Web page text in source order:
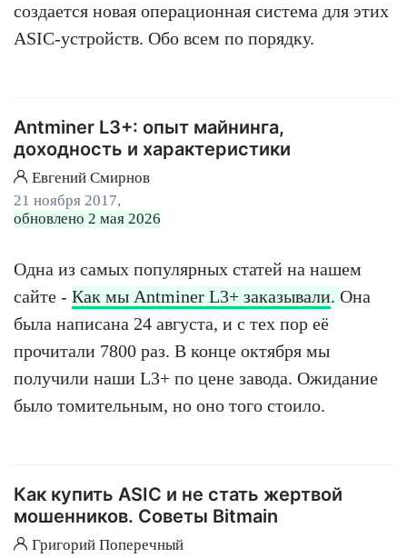
создается новая операционная система для этих
ASIC-устройств. Обо всем по порядку.
Antminer L3+: опыт майнинга,
доходность и характеристики
Евгений Смирнов
21 ноября 2017,
обновлено 2 мая 2026
Одна из самых популярных статей на нашем
сайте - Как мы Antminer L3+ заказывали. Она
была написана 24 августа, и с тех пор её
прочитали 7800 раз. В конце октября мы
получили наши L3+ по цене завода. Ожидание
было томительным, но оно того стоило.
Как купить ASIC и не стать жертвой
мошенников. Советы Bitmain
Григорий Поперечный